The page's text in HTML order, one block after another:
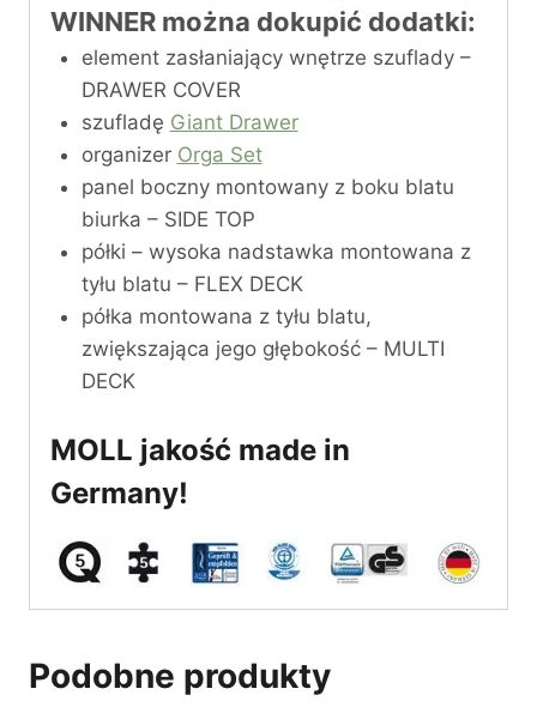
WINNER można dokupić dodatki:
element zasłaniający wnętrze szuflady –
DRAWER COVER
szufladę Giant Drawer
organizer Orga Set
panel boczny montowany z boku blatu
biurka – SIDE TOP
półki – wysoka nadstawka montowana z
tyłu blatu – FLEX DECK
półka montowana z tyłu blatu,
zwiększająca jego głębokość – MULTI
DECK
MOLL jakość made in
Germany!
Podobne produkty